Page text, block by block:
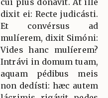
cui plus donávit. At ille
dixit ei: Recte judicásti.
Et convérsus ad
mulíerem, dixit Simóni:
Vides hanc mulíerem?
Intrávi in domum tuam,
aquam pédibus meis
non dedísti: hæc autem